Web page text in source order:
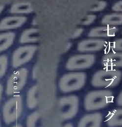
七沢荘ブログ
Scroll